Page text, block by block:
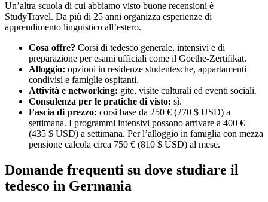
Un’altra scuola di cui abbiamo visto buone recensioni è
StudyTravel. Da più di 25 anni organizza esperienze di
apprendimento linguistico all’estero.
Cosa offre? Corsi di tedesco generale, intensivi e di
preparazione per esami ufficiali come il Goethe-Zertifikat.
Alloggio: opzioni in residenze studentesche, appartamenti
condivisi e famiglie ospitanti.
Attività e networking: gite, visite culturali ed eventi sociali.
Consulenza per le pratiche di visto: sì.
Fascia di prezzo: corsi base da 250 € (270 $ USD) a
settimana. I programmi intensivi possono arrivare a 400 €
(435 $ USD) a settimana. Per l’alloggio in famiglia con mezza
pensione calcola circa 750 € (810 $ USD) al mese.
Domande frequenti su dove studiare il
tedesco in Germania